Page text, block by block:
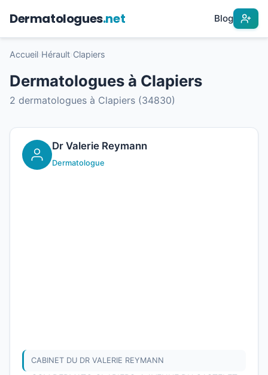
Dermatologues.net Blog
Accueil Hérault Clapiers
Dermatologues à Clapiers
2 dermatologues à Clapiers (34830)
Dr Valerie Reymann
Dermatologue
CABINET DU DR VALERIE REYMANN